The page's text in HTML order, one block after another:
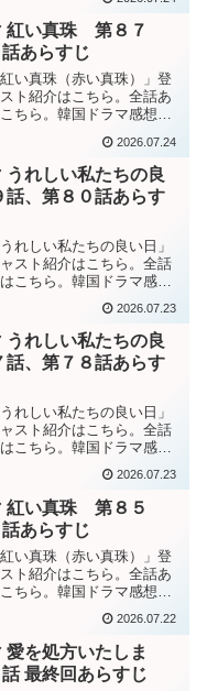
話あらすじ記者を集め、”７
オ事件の犯人はテホ会長
サムシ...
紅い真珠 第８７
あらすじ
い真珠（赤い真珠）」登
ト紹介はこちら。全話あ
ちら。韓国ドラマ感想ブ
話あらすじ父ジュンギの事
行われるように世間に訴
ジュンギの...
2026.07.24
うれしい私たちの良
話、第８０話あらす
れしい私たちの良い日」
スト紹介はこちら。全話
こちら。韓国ドラマ感想
良い日」第７９話あらすじ
記事によると、ギョル実
故はギョル...
2026.07.23
うれしい私たちの良
話、第７８話あらす
れしい私たちの良い日」
スト紹介はこちら。全話
こちら。韓国ドラマ感想
良い日」第７７話あらすじ
故の年を聞いて驚いたソ
ョルにデチ...
2026.07.23
紅い真珠 第８５
あらすじ
い真珠（赤い真珠）」登
ト紹介はこちら。全話あ
ちら。韓国ドラマ感想ブ
から。韓国ドラマ「紅い
話あらすじクロエがチンジ
り、当時チンジュは死ん
ユナに怒る...
2026.07.22
愛を処方いたしま
最終回あらすじ